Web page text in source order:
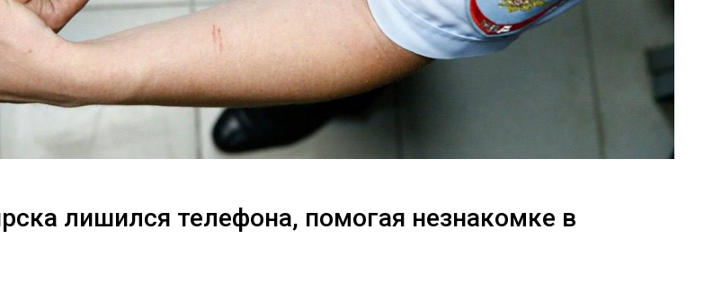
лишился телефона, помогая незнакомке в